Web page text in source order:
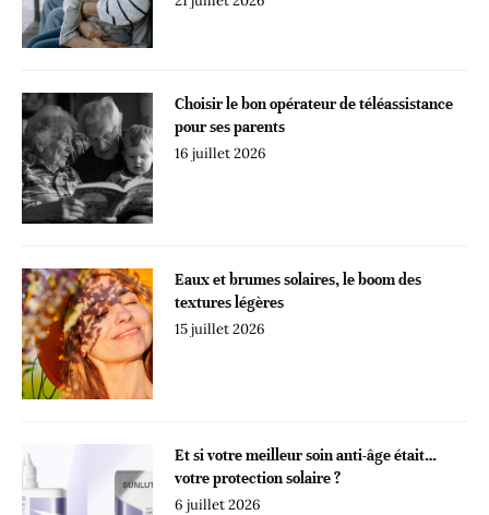
Choisir le bon opérateur de téléassistance
pour ses parents
16 juillet 2026
Eaux et brumes solaires, le boom des
textures légères
15 juillet 2026
Et si votre meilleur soin anti-âge était…
votre protection solaire ?
6 juillet 2026